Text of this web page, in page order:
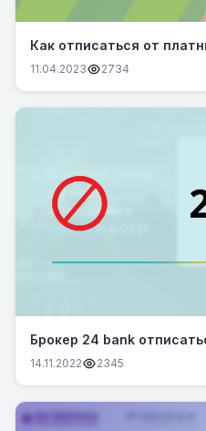
Как отписаться от
11.04.2023 2734
Брокер 24 bank
14.11.2022 2345